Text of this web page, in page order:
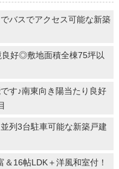
バスでアクセス可能な新築
良好◎敷地面積全棟75坪以
す♪南東向き陽当たり良好
列3台駐車可能な新築戸建
16帖LDK＋洋風和室付！